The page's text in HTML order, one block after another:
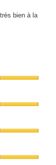
bien à la